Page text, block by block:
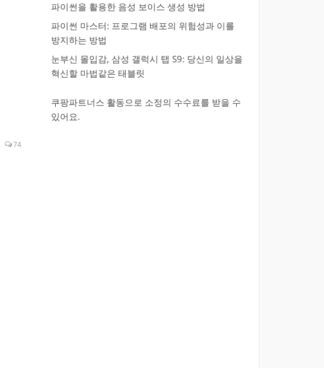
74
파이썬을 활용한 음성 보이스 생성 방법
파이썬 마스터: 프로그램 배포의 위험성과 이를
방지하는 방법
눈부신 몰입감, 삼성 갤럭시 탭 S9: 당신의 일상을
혁신할 마법같은 태블릿
쿠팡파트너스 활동으로 소정의 수수료를 받을 수
있어요.